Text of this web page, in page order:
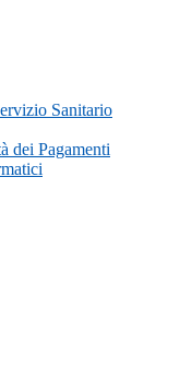
Sanitario
dei Pagamenti